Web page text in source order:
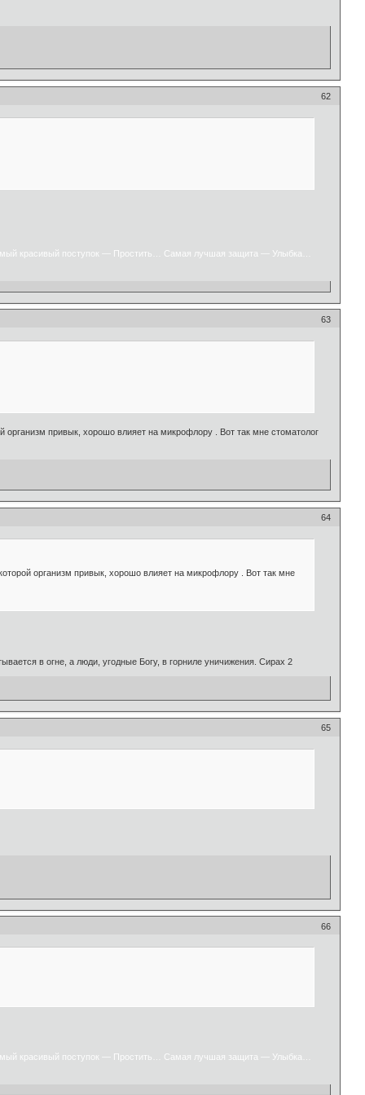
62
красивый поступок — Простить… Самая лучшая защита — Улыбка…
63
организм привык, хорошо влияет на микрофлору . Вот так мне стоматолог
64
организм привык, хорошо влияет на микрофлору . Вот так мне
в огне, а люди, угодные Богу, в горниле уничижения. Сирах 2
65
66
красивый поступок — Простить… Самая лучшая защита — Улыбка…